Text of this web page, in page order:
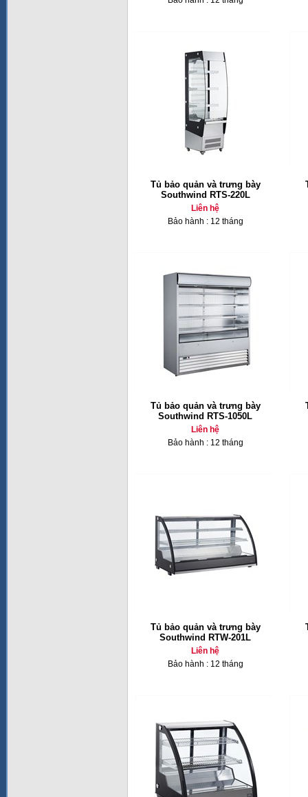
Tủ bảo quản và trưng bày
Southwind RTS-220L
Liên hệ
Bảo hành : 12 tháng
Tủ bảo quản và trưng bày
Southwind RTS-1050L
Liên hệ
Bảo hành : 12 tháng
Tủ bảo quản và trưng bày
Southwind RTW-201L
Liên hệ
Bảo hành : 12 tháng